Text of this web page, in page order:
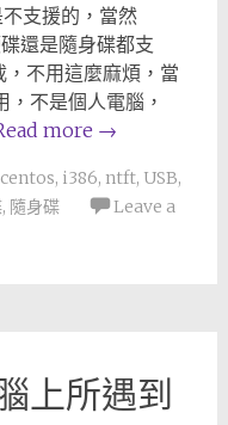
支援的，當然
還是隨身碟都支
不用這麼麻煩，當
不是個人電腦，
more →
centos, i386, ntft, USB,
, 隨身碟
Leave a
上所遇到